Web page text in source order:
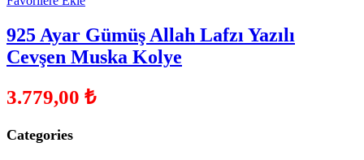
925 Ayar Gümüş Allah Lafzı Yazılı
Cevşen Muska Kolye
3.779,00 ₺
Categories